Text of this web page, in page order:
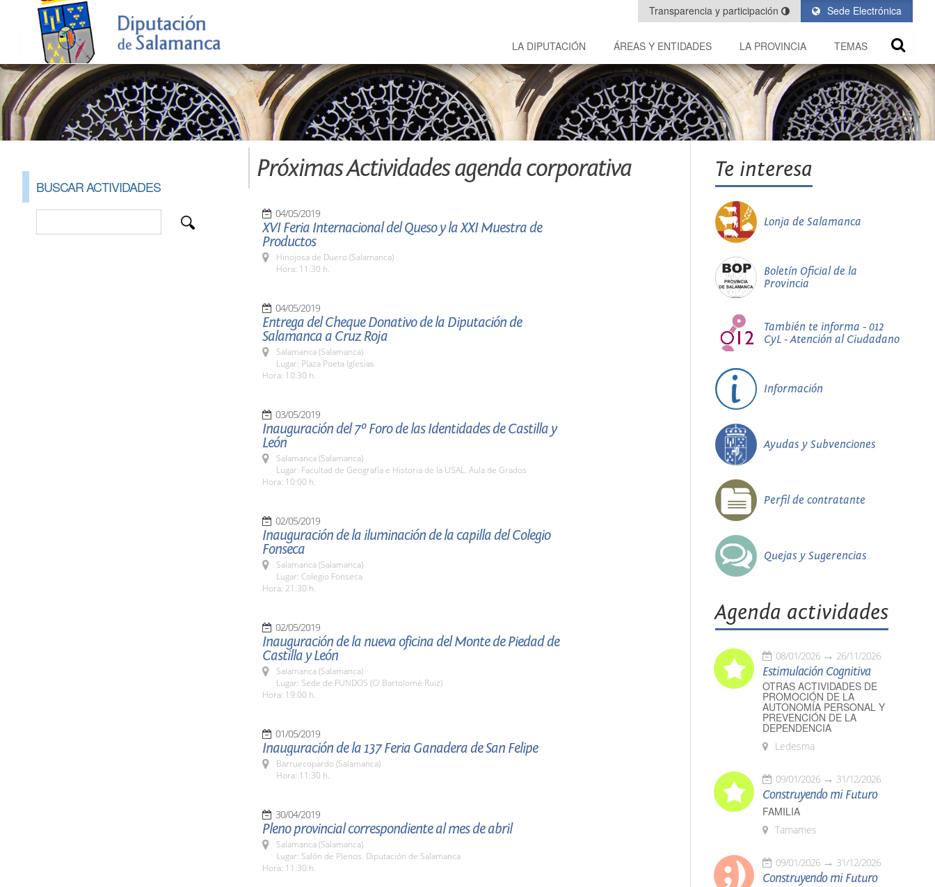
Sede Electrónica
Transparencia y participación
LA DIPUTACIÓN ÁREAS Y ENTIDADES LA PROVINCIA TEMAS
BUSCAR ACTIVIDADES
Próximas Actividades agenda corporativa
04/05/2019
XVI Feria Internacional del Queso y la XXI Muestra de
Productos
Hinojosa de Duero (Salamanca)
Hora: 11:30 h.
04/05/2019
Entrega del Cheque Donativo de la Diputación de
Salamanca a Cruz Roja
Salamanca (Salamanca)
Lugar: Plaza Poeta Iglesias
Hora: 10:30 h.
03/05/2019
Inauguración del 7º Foro de las Identidades de Castilla y
León
Salamanca (Salamanca)
Lugar: Facultad de Geografía e Historia de la USAL. Aula de Grados
Hora: 10:00 h.
02/05/2019
Inauguración de la iluminación de la capilla del Colegio
Fonseca
Salamanca (Salamanca)
Lugar: Colegio Fonseca
Hora: 21:30 h.
02/05/2019
Inauguración de la nueva oficina del Monte de Piedad de
Castilla y León
Salamanca (Salamanca)
Lugar: Sede de FUNDOS (C/ Bartolomé Ruiz)
Hora: 19:00 h.
01/05/2019
Inauguración de la 137 Feria Ganadera de San Felipe
Barruecopardo (Salamanca)
Hora: 11:30 h.
30/04/2019
Pleno provincial correspondiente al mes de abril
Salamanca (Salamanca)
Lugar: Salón de Plenos. Diputación de Salamanca
Hora: 11:30 h.
Te interesa
Lonja de Salamanca
Boletín Oficial de la
Provincia
También te informa - 012
CyL - Atención al Ciudadano
Información
Ayudas y Subvenciones
Perfil de contratante
Quejas y Sugerencias
Agenda actividades
08/01/2026 26/11/2026
Estimulación Cognitiva
OTRAS ACTIVIDADES DE
PROMOCIÓN DE LA
AUTONOMÍA PERSONAL Y
PREVENCIÓN DE LA
DEPENDENCIA
Ledesma
09/01/2026 31/12/2026
Construyendo mi Futuro
FAMILIA
Tamames
09/01/2026 31/12/2026
Construyendo mi Futuro